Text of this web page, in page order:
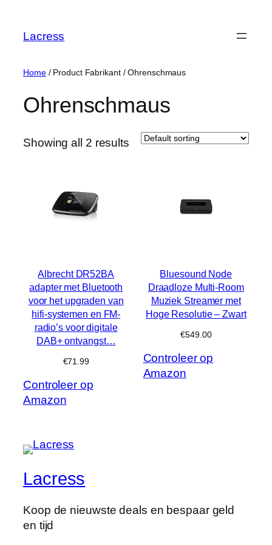
content
Lacress
Home/ Product Fabrikant / ‎Ohrenschmaus
‎Ohrenschmaus
Showing all 2 results
Albrecht DR52BA
adapter met Bluetooth
voor het upgraden van
hifi-systemen en FM-
radio’s voor digitale
DAB+ ontvangst…
€71.99
Controleer op
Amazon
Bluesound Node
Draadloze Multi-Room
Muziek Streamer met
Hoge Resolutie – Zwart
€549.00
Controleer op
Amazon
Lacress
Koop de nieuwste deals en bespaar geld
en tijd